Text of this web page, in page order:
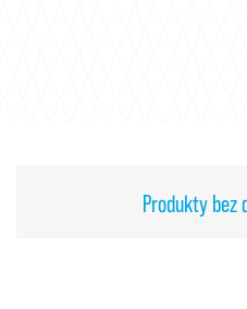
Produkty bez